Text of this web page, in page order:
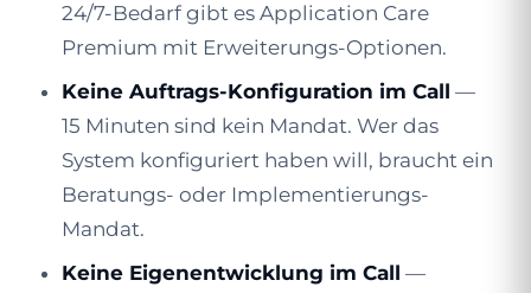
24/7-Bedarf gibt es Application Care
Premium mit Erweiterungs-Optionen.
Keine Auftrags-Konfiguration im Call —
15 Minuten sind kein Mandat. Wer das
System konfiguriert haben will, braucht ein
Beratungs- oder Implementierungs-
Mandat.
Keine Eigenentwicklung im Call —